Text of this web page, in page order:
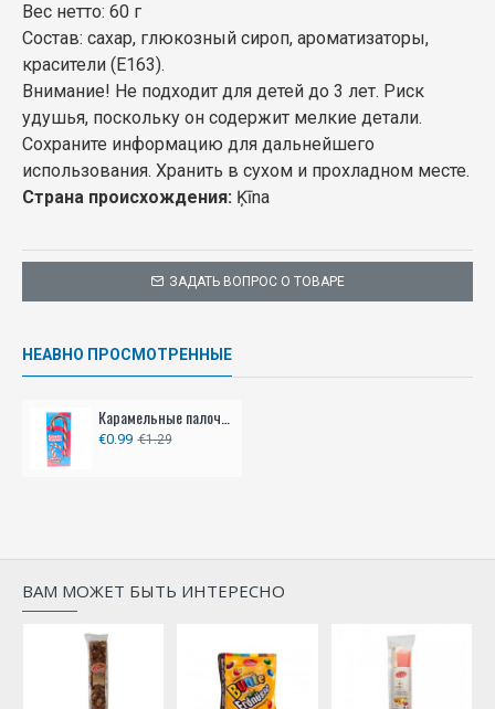
ЗАДАТЬ ВОПРОС О ТОВАРЕ
Вес нетто: 60 г
Состав: сахар, глюкозный сироп, ароматизаторы,
красители (Е163).
Внимание! Не подходит для детей до 3 лет. Риск
удушья, поскольку он содержит мелкие детали.
Сохраните информацию для дальнейшего
использования. Хранить в сухом и прохладном месте.
Страна происхождения: Ķīna
НЕАВНО ПРОСМОТРЕННЫЕ
€0.99 €1.29
ВАМ МОЖЕТ БЫТЬ ИНТЕРЕСНО